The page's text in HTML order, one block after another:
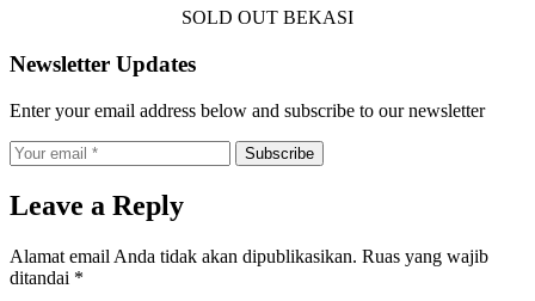
SOLD OUT BEKASI
Newsletter Updates
Enter your email address below and subscribe to our newsletter
Subscribe
Leave a Reply
Alamat email Anda tidak akan dipublikasikan. Ruas yang wajib
ditandai *